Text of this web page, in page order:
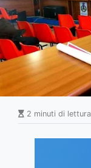
2 minuti di lettura